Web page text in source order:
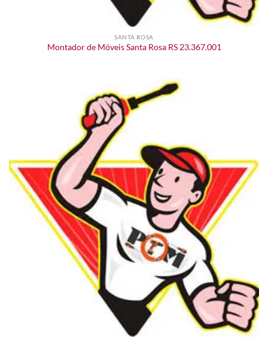
SANTA ROSA
Montador de Móveis Santa Rosa RS 23.367.001